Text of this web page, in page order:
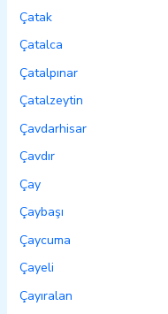
Çatak
Çatalca
Çatalpınar
Çatalzeytin
Çavdarhisar
Çavdır
Çay
Çaybaşı
Çaycuma
Çayeli
Çayıralan